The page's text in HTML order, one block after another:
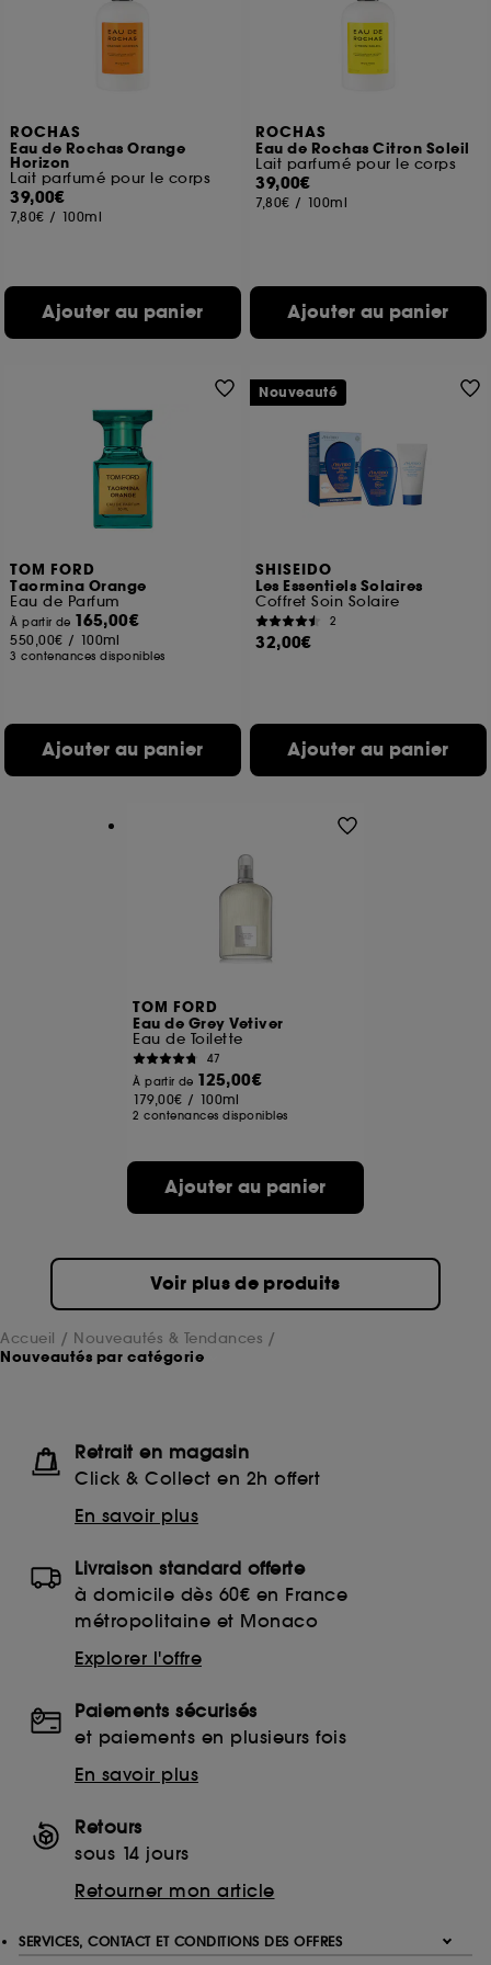
ROCHAS
Eau de Rochas Orange
Horizon
Lait parfumé pour le corps
39,00€
7,80€ / 100ml
Ajouter au panier
ROCHAS
Eau de Rochas Citron Soleil
Lait parfumé pour le corps
39,00€
7,80€ / 100ml
Ajouter au panier
TOM FORD
Taormina Orange
Eau de Parfum
À partir de 165,00€
550,00€ / 100ml
3 contenances disponibles
Ajouter au panier
SHISEIDO
Les Essentiels Solaires
Coffret Soin Solaire
2
32,00€
Ajouter au panier
Nouveauté
TOM FORD
Eau de Grey Vetiver
Eau de Toilette
47
À partir de 125,00€
179,00€ / 100ml
2 contenances disponibles
Ajouter au panier
Voir plus de produits
Accueil Nouveautés & Tendances
Nouveautés par catégorie
Retrait en magasin
Click & Collect en 2h offert
En savoir plus
Livraison standard offerte
à domicile dès 60€ en France
métropolitaine et Monaco
Explorer l'offre
Paiements sécurisés
et paiements en plusieurs fois
En savoir plus
Retours
sous 14 jours
Retourner mon article
SERVICES, CONTACT ET CONDITIONS DES OFFRES